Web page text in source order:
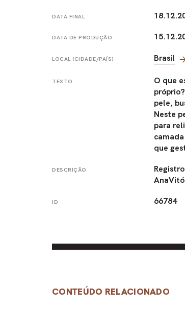
DATA FINAL
DATA DE PRODUÇÃO
LOCAL (CIDADE/PAÍS) Brasil
TEXTO
O que
pele,
Neste
para
que
DESCRIÇÃO
ID 66784
CONTEÚDO RELACIONADO